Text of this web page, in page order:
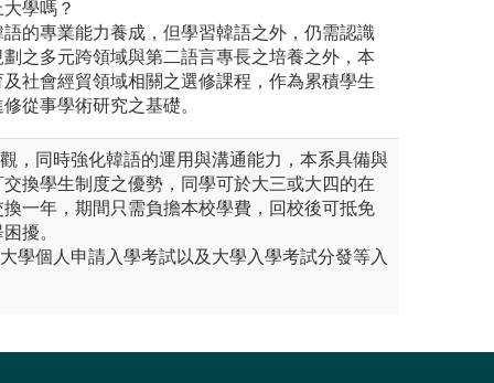
學嗎？
的專業能力養成，但學習韓語之外，仍需認識
之多元跨領域與第二語言專長之培養之外，本
社會經貿領域相關之選修課程，作為累積學生
從事學術研究之基礎。
，同時強化韓語的運用與溝通能力，本系具備與
換學生制度之優勢，同學可於大三或大四的在
一年，期間只需負擔本校學費，回校後可抵免
擾。
學個人申請入學考試以及大學入學考試分發等入